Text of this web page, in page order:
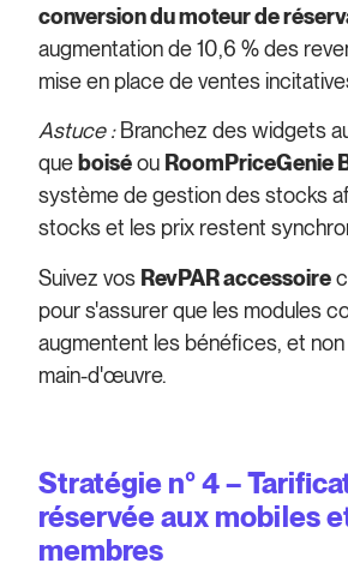
conversion du moteur de
augmentation de 10,6 % des
mise en place de ventes
Astuce :Branchez des widgets
que boiséou RoomPriceGenie
système de gestion des stocks
stocks et les prix restent
Suivez vos RevPAR accessoire
pour s'assurer que les modules
augmentent les bénéfices, et
main-d'œuvre.
Stratégie n° 4 –
réservée aux mobiles
membres